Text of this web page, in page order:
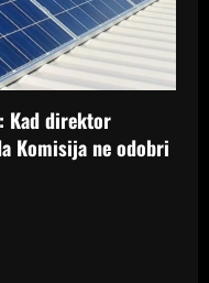
Kad direktor
Komisija ne odobri